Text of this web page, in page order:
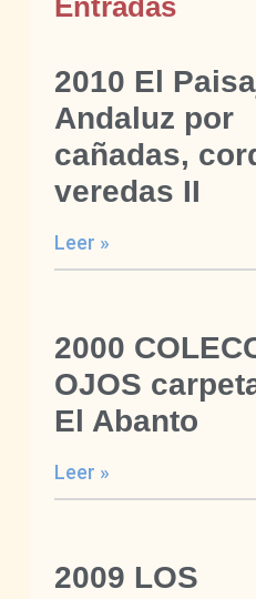
Entradas
2010 El
Andaluz por
cañadas,
veredas II
Leer »
2000
OJOS
El Abanto
Leer »
2009 LOS